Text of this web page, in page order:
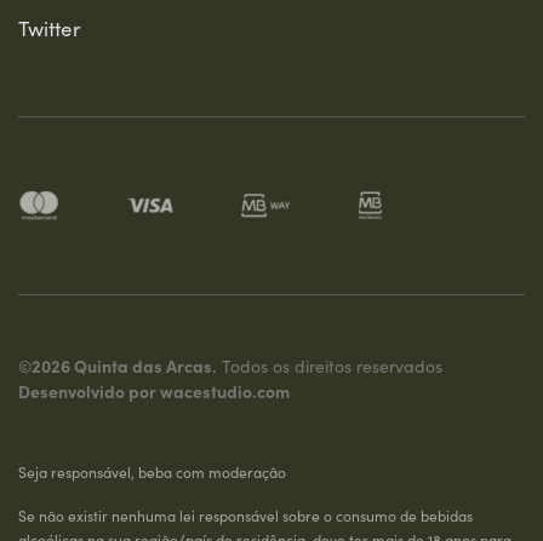
Twitter
©2026 Quinta das Arcas. Todos os direitos reservados
Desenvolvido porwacestudio.com
Seja responsável, beba com moderação
Se não existir nenhuma lei responsável sobre o consumo de bebidas